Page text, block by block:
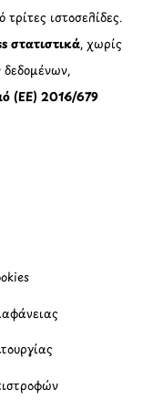
ιστοσελίδες.
στατιστικά, χωρίς
(ΕΕ) 2016/679